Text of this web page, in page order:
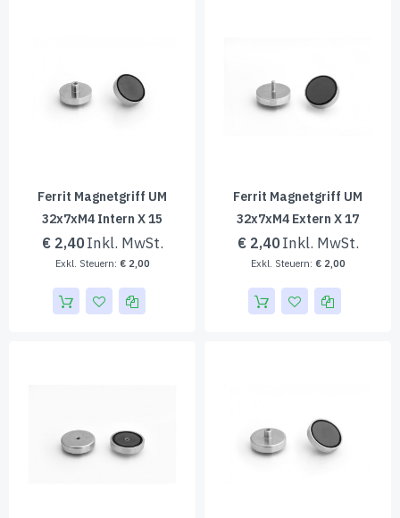
Ferrit Magnetgriff UM
32x7xM4 Intern X 15
€ 2,40
€ 2,00
Ferrit Magnetgriff UM
32x7xM4 Extern X 17
€ 2,40
€ 2,00